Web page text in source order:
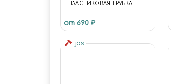
ПЛАСТИКОВАЯ ТРУБКА
от 690 ₽
jas